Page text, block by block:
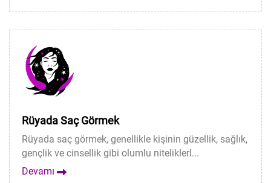
Rüyada Saç Görmek
Rüyada saç görmek, genellikle kişinin güzellik, sağlık,
gençlik ve cinsellik gibi olumlu niteliklerl...
Devamı